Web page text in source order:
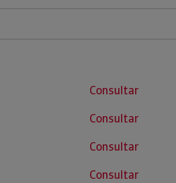
Consultar
Consultar
Consultar
Consultar